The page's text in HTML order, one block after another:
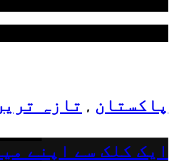
پاکستان , تازہ
ایک کلک سے اپنے